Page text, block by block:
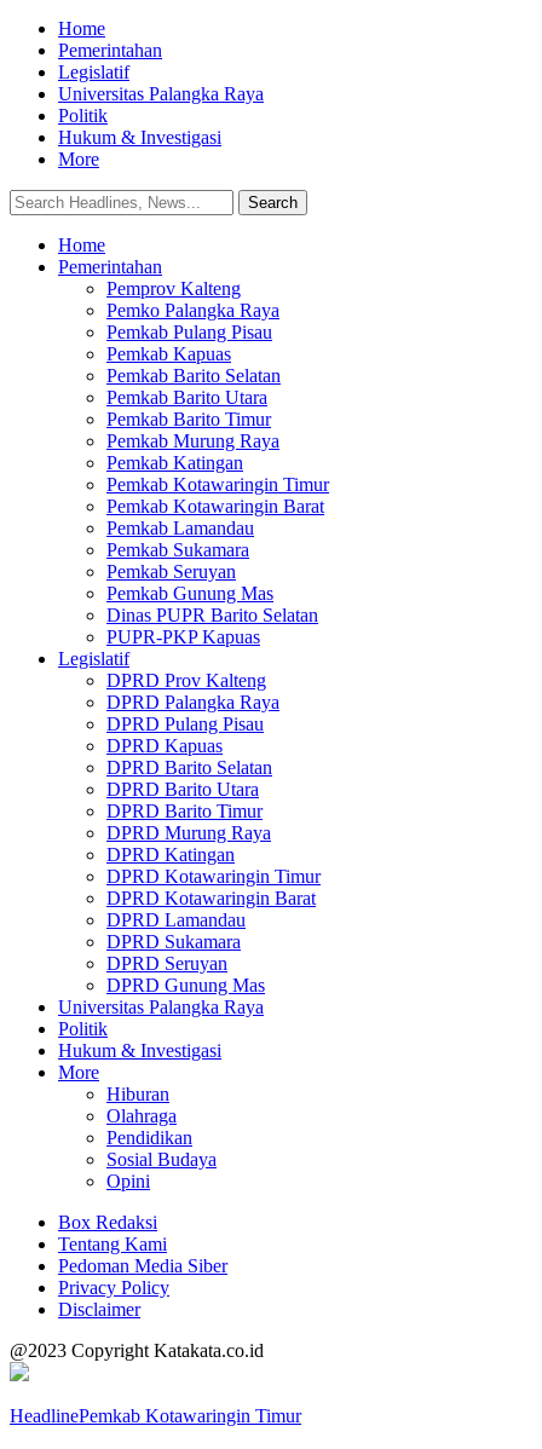
Home
Pemerintahan
Legislatif
Universitas Palangka Raya
Politik
Hukum & Investigasi
More
Home
Pemerintahan
Pemprov Kalteng
Pemko Palangka Raya
Pemkab Pulang Pisau
Pemkab Kapuas
Pemkab Barito Selatan
Pemkab Barito Utara
Pemkab Barito Timur
Pemkab Murung Raya
Pemkab Katingan
Pemkab Kotawaringin Timur
Pemkab Kotawaringin Barat
Pemkab Lamandau
Pemkab Sukamara
Pemkab Seruyan
Pemkab Gunung Mas
Dinas PUPR Barito Selatan
PUPR-PKP Kapuas
Legislatif
DPRD Prov Kalteng
DPRD Palangka Raya
DPRD Pulang Pisau
DPRD Kapuas
DPRD Barito Selatan
DPRD Barito Utara
DPRD Barito Timur
DPRD Murung Raya
DPRD Katingan
DPRD Kotawaringin Timur
DPRD Kotawaringin Barat
DPRD Lamandau
DPRD Sukamara
DPRD Seruyan
DPRD Gunung Mas
Universitas Palangka Raya
Politik
Hukum & Investigasi
More
Hiburan
Olahraga
Pendidikan
Sosial Budaya
Opini
Box Redaksi
Tentang Kami
Pedoman Media Siber
Privacy Policy
Disclaimer
@2023 Copyright Katakata.co.id
HeadlinePemkab Kotawaringin Timur